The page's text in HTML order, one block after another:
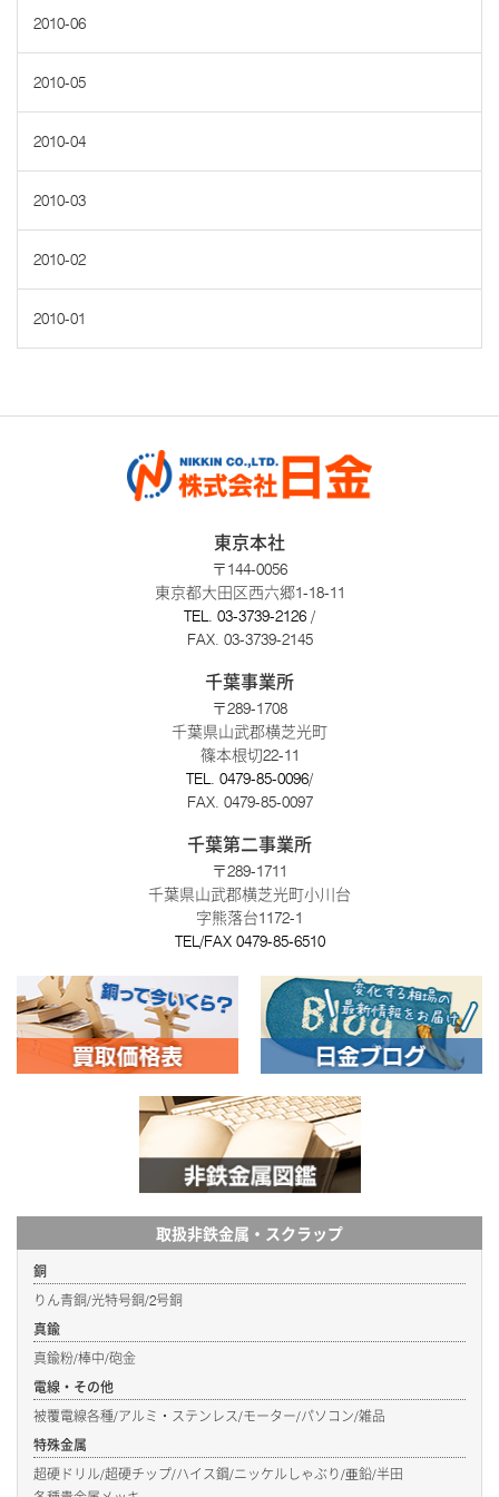
2010-06
2010-05
2010-04
2010-03
2010-02
2010-01
東京本社
〒144-0056
東京都大田区西六郷1-18-11
TEL. 03-3739-2126 /
FAX. 03-3739-2145
千葉事業所
〒289-1708
千葉県山武郡横芝光町
篠本根切22-11
TEL. 0479-85-0096/
FAX. 0479-85-0097
千葉第二事業所
〒289-1711
千葉県山武郡横芝光町小川台
字熊落台1172-1
TEL/FAX 0479-85-6510
取扱非鉄金属・スクラップ
銅
りん青銅/光特号銅/2号銅
真鍮
真鍮粉/棒中/砲金
電線・その他
被覆電線各種/アルミ・ステンレス/モーター/パソコン/雑品
特殊金属
超硬ドリル/超硬チップ/ハイス鋼/ニッケルしゃぶり/亜鉛/半田